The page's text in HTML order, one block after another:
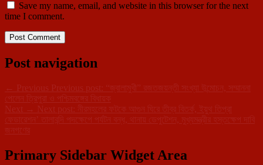
Save my name, email, and website in this browser for the next
time I comment.
Post navigation
← Previous Previous post:
“জ্বালামুখী” রজতজয়ন্তী সংখ্যা উন্মোচন, সম্মাননা
পেলেন ত্রিপুরা ও পশ্চিমবঙ্গের বিধায়ক
Next → Next post:
নীরমহলের ফটকে আগুন ঘিরে তীব্র বিতর্ক, ইয়ুথ তিপ্রা
ফেডারেশন’ তালাবন্দি পদক্ষেপে পর্যটন বন্ধ, থানায় ডেপুটেশন, মুখ্যমন্ত্রীর হস্তক্ষেপ দাবি
জনগণের
Primary Sidebar Widget Area